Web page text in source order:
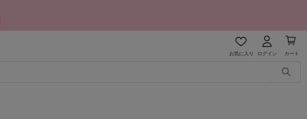
お気に入り ログイン カート